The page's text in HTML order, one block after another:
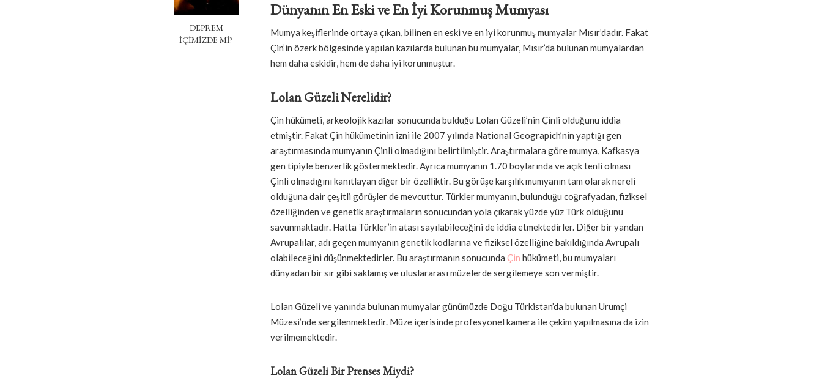
DEPREM
İÇİMİZDE Mİ?
Dünyanın En Eski ve En İyi Korunmuş Mumyası
Mumya keşiflerinde ortaya çıkan, bilinen en eski ve en iyi korunmuş mumyalar Mısır’dadır. Fakat
Çin’in özerk bölgesinde yapılan kazılarda bulunan bu mumyalar, Mısır’da bulunan mumyalardan
hem daha eskidir, hem de daha iyi korunmuştur.
Lolan Güzeli Nerelidir?
Çin hükümeti, arkeolojik kazılar sonucunda bulduğu Lolan Güzeli’nin Çinli olduğunu iddia
etmiştir. Fakat Çin hükümetinin izni ile 2007 yılında National Geograpich’nin yaptığı gen
araştırmasında mumyanın Çinli olmadığını belirtilmiştir. Araştırmalara göre mumya, Kafkasya
gen tipiyle benzerlik göstermektedir. Ayrıca mumyanın 1.70 boylarında ve açık tenli olması
Çinli olmadığını kanıtlayan diğer bir özelliktir. Bu görüşe karşılık mumyanın tam olarak nereli
olduğuna dair çeşitli görüşler de mevcuttur. Türkler mumyanın, bulunduğu coğrafyadan, fiziksel
özelliğinden ve genetik araştırmaların sonucundan yola çıkarak yüzde yüz Türk olduğunu
savunmaktadır. Hatta Türkler’in atası sayılabileceğini de iddia etmektedirler. Diğer bir yandan
Avrupalılar, adı geçen mumyanın genetik kodlarına ve fiziksel özelliğine bakıldığında Avrupalı
olabileceğini düşünmektedirler. Bu araştırmanın sonucunda Çin hükümeti, bu mumyaları
dünyadan bir sır gibi saklamış ve uluslararası müzelerde sergilemeye son vermiştir.
Lolan Güzeli ve yanında bulunan mumyalar günümüzde Doğu Türkistan’da bulunan Urumçi
Müzesi’nde sergilenmektedir. Müze içerisinde profesyonel kamera ile çekim yapılmasına da izin
verilmemektedir.
Lolan Güzeli Bir Prenses Miydi?